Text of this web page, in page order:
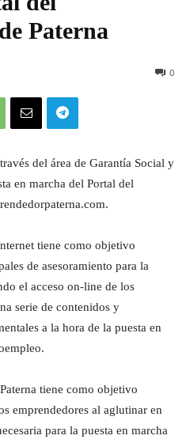
Paterna
0
del área de Garantía Social y
en marcha del Portal del
tiene como objetivo
de asesoramiento para la
el acceso on-line de los
serie de contenidos y
a la hora de la puesta en
tiene como objetivo
emprendedores al aglutinar en
para la puesta en marcha